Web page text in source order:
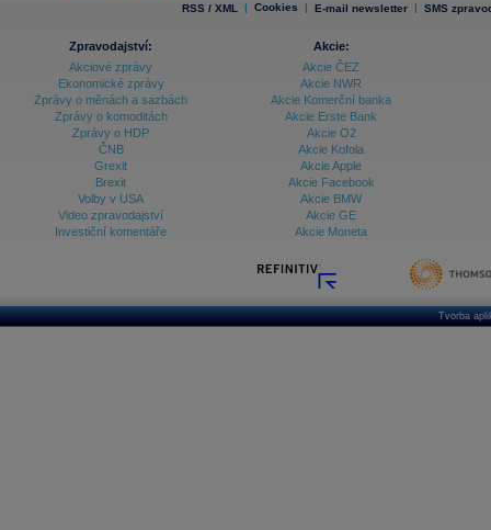
Archiv - Treasury alerty
Archiv - Vývoj české koruny
Archiv analýz - Makroukazatele
Ceny průmyslových výrobců - Data a prognózy
Ceny průmyslových výrobců - Graf (ČR)
Databanka - Akcie
RSS / XML | Cookies | E-mail newsletter | SMS
Zpravodajství:
Akciové zprávy
Ekonomické zprávy
Zprávy o měnách a sazbách
Zprávy o komoditách
Zprávy o HDP
ČNB
Grexit
Brexit
Volby v USA
Video zpravodajství
Investiční komentáře
Akcie:
Akcie ČEZ
Akcie NWR
Akcie Komerční banka
Akcie Erste Bank
Akcie O2
Akcie Kofola
Akcie Apple
Akcie Facebook
Akcie BMW
Akcie GE
Akcie Moneta
Tvorba